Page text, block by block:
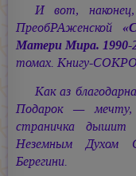
И вот,
ПреобРАженской
Матери Мира. 1990-
томах. Книгу-
Как аз
Подарок — мечту,
страничка дышит
Неземным Духом
Берегини.